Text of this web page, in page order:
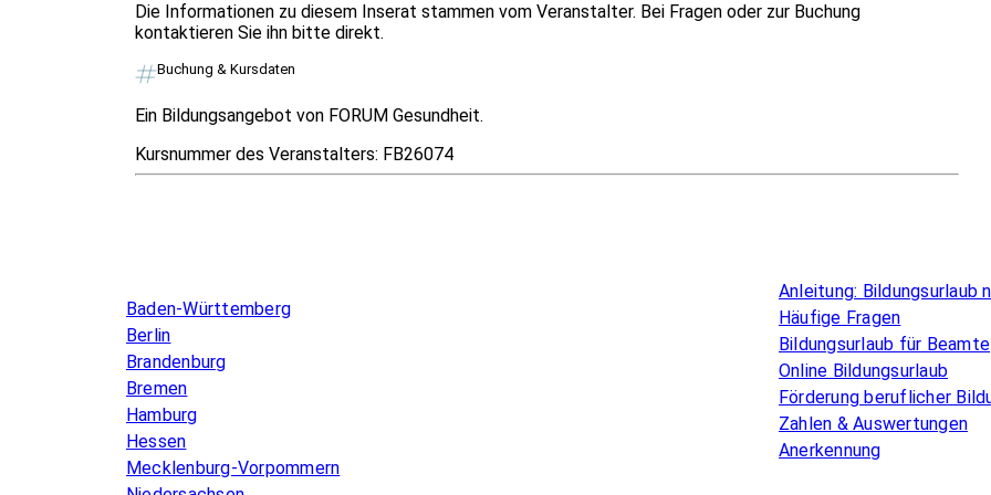
Die Informationen zu diesem Inserat stammen vom Veranstalter. Bei Fragen oder zur Buchung
kontaktieren Sie ihn bitte direkt.
Buchung & Kursdaten
Ein Bildungsangebot von FORUM Gesundheit.
Kursnummer des Veranstalters: FB26074
Baden-Württemberg
Berlin
Brandenburg
Bremen
Hamburg
Hessen
Mecklenburg-Vorpommern
Anleitung: Bildungsurlaub
Häufige Fragen
Bildungsurlaub für Beamte
Online Bildungsurlaub
Förderung beruflicher
Zahlen & Auswertungen
Anerkennung